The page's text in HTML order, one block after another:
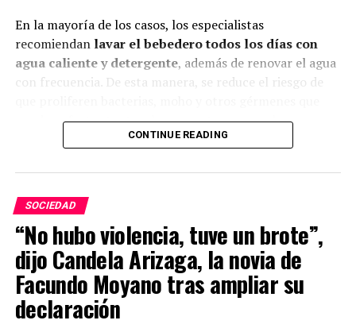
En la mayoría de los casos, los especialistas
recomiendan lavar el bebedero todos los días con
agua caliente y detergente, además de renovar el agua
con frecuencia. De esta manera, se reduce el riesgo de
pueden afectar tanto a las mascotas como a las
personas que conviven con ellas.
CONTINUE READING
SOCIEDAD
“No hubo violencia, tuve un brote”,
dijo Candela Arizaga, la novia de
Facundo Moyano tras ampliar su
declaración